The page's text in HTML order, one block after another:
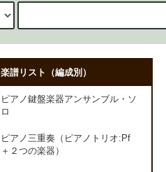
楽譜リスト（編成別）
ピアノ鍵盤楽器アンサンブル・ソ
ロ
ピアノ三重奏（ピアノトリオ:Pf
＋２つの楽器）